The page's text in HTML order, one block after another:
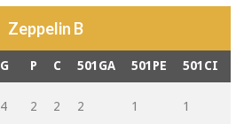
Zeppelin B
G P C 501GA 501PE 501CI
4 2 2 2 1 1